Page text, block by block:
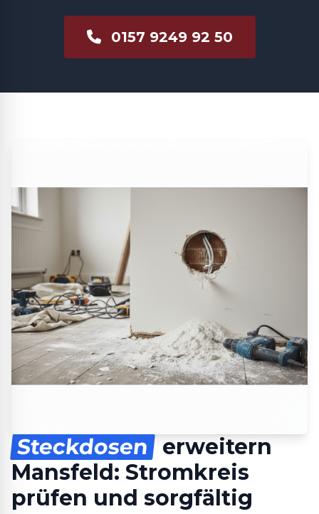
0157 9249 92 50
Steckdosen
erweitern
Mansfeld: Stromkreis
prüfen und sorgfältig